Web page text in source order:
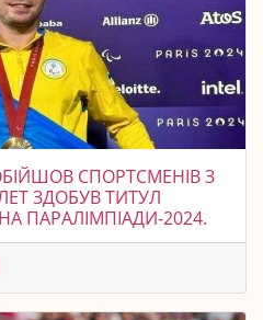
СПОРТСМЕНІВ З
ЗДОБУВ ТИТУЛ
ПАРАЛІМПІАДИ-2024.